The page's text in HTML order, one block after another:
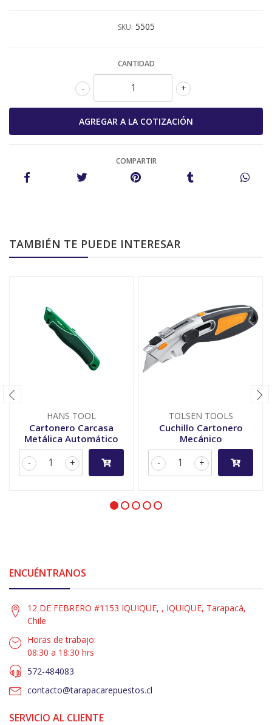
SKU: 5505
CANTIDAD
+
-
COMPARTIR
TAMBIÉN TE PUEDE INTERESAR
HANS TOOL
Cartonero Carcasa
Metálica Automático
+
-
TOLSEN TOOLS
Cuchillo Cartonero
Mecánico
+
-
ENCUÉNTRANOS
12 DE FEBRERO #1153 IQUIQUE, , IQUIQUE, Tarapacá,
Chile
Horas de trabajo:
08:30 a 18:30 hrs
572-484083
contacto@tarapacarepuestos.cl
SERVICIO AL CLIENTE